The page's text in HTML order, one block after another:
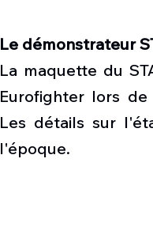
Le démonstrateur
La maquette du
Eurofighter lors de
Les détails sur
l'époque.